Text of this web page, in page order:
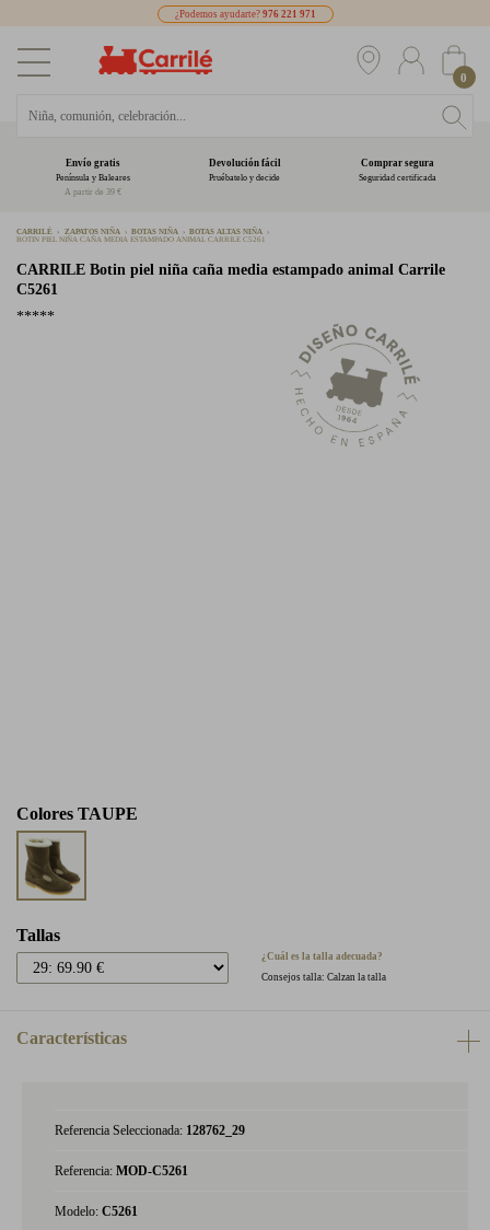
¿Podemos ayudarte? 976 221 971
0
Envío gratis
Península y Baleares
A partir de 39 €
Devolución fácil
Pruébatelo y decide
Comprar segura
Seguridad certificada
CARRILÉ ZAPATOS NIÑA BOTAS NIÑA
BOTAS ALTAS NIÑA
BOTIN PIEL NIÑA CAÑA MEDIA ESTAMPADO ANIMAL CARRILE C5261
CARRILE Botin piel niña caña media estampado animal Carrile
C5261
*****
Colores TAUPE
Tallas
¿Cuál es la talla adecuada?
Consejos talla: Calzan la talla
Características
Referencia Seleccionada: 128762_29
Referencia: MOD-C5261
Modelo: C5261